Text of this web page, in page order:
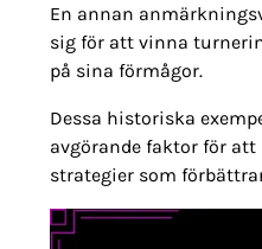
En annan
sig för att vinna
på sina förmågor.
Dessa historiska
avgörande faktor för
strategier som